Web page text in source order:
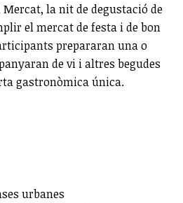
Mercat, la nit de degustació de
el mercat de festa i de bon
prepararan una o
de vi i altres begudes
gastronòmica única.
urbanes